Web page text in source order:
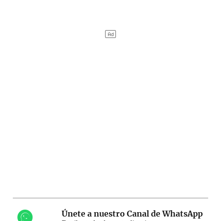
Únete a nuestro Canal de WhatsApp